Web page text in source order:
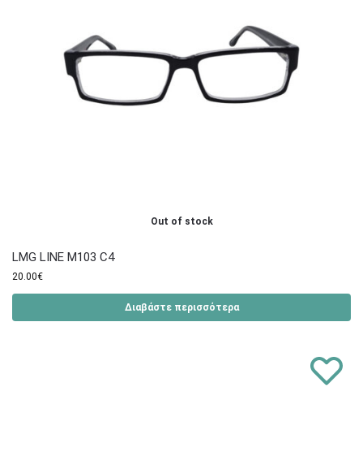
Out of stock
LMG LINE M103 C4
20.00€
Διαβάστε περισσότερα